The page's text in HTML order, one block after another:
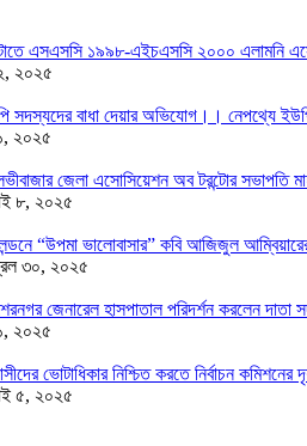
এসএসসি ১৯৯৮-এইচএসসি ২০০০ এলামনি
২০২৫
সদস্যদের বাধা দেয়ার অভিযোগ।। নেপথ্যে
২০২৫
জেলা এসোসিয়েশন অব টরন্টোর সভাপতি
৮, ২০২৫
লন্ডনে “উপমা ভালোবাসার” কবি আজিজুল
৩০, ২০২৫
জেনারেল হাসপাতাল পরিদর্শন করলেন দাতা
২০২৫
ভোটাধিকার নিশ্চিত করতে নির্বাচন কমিশনের
৫, ২০২৫